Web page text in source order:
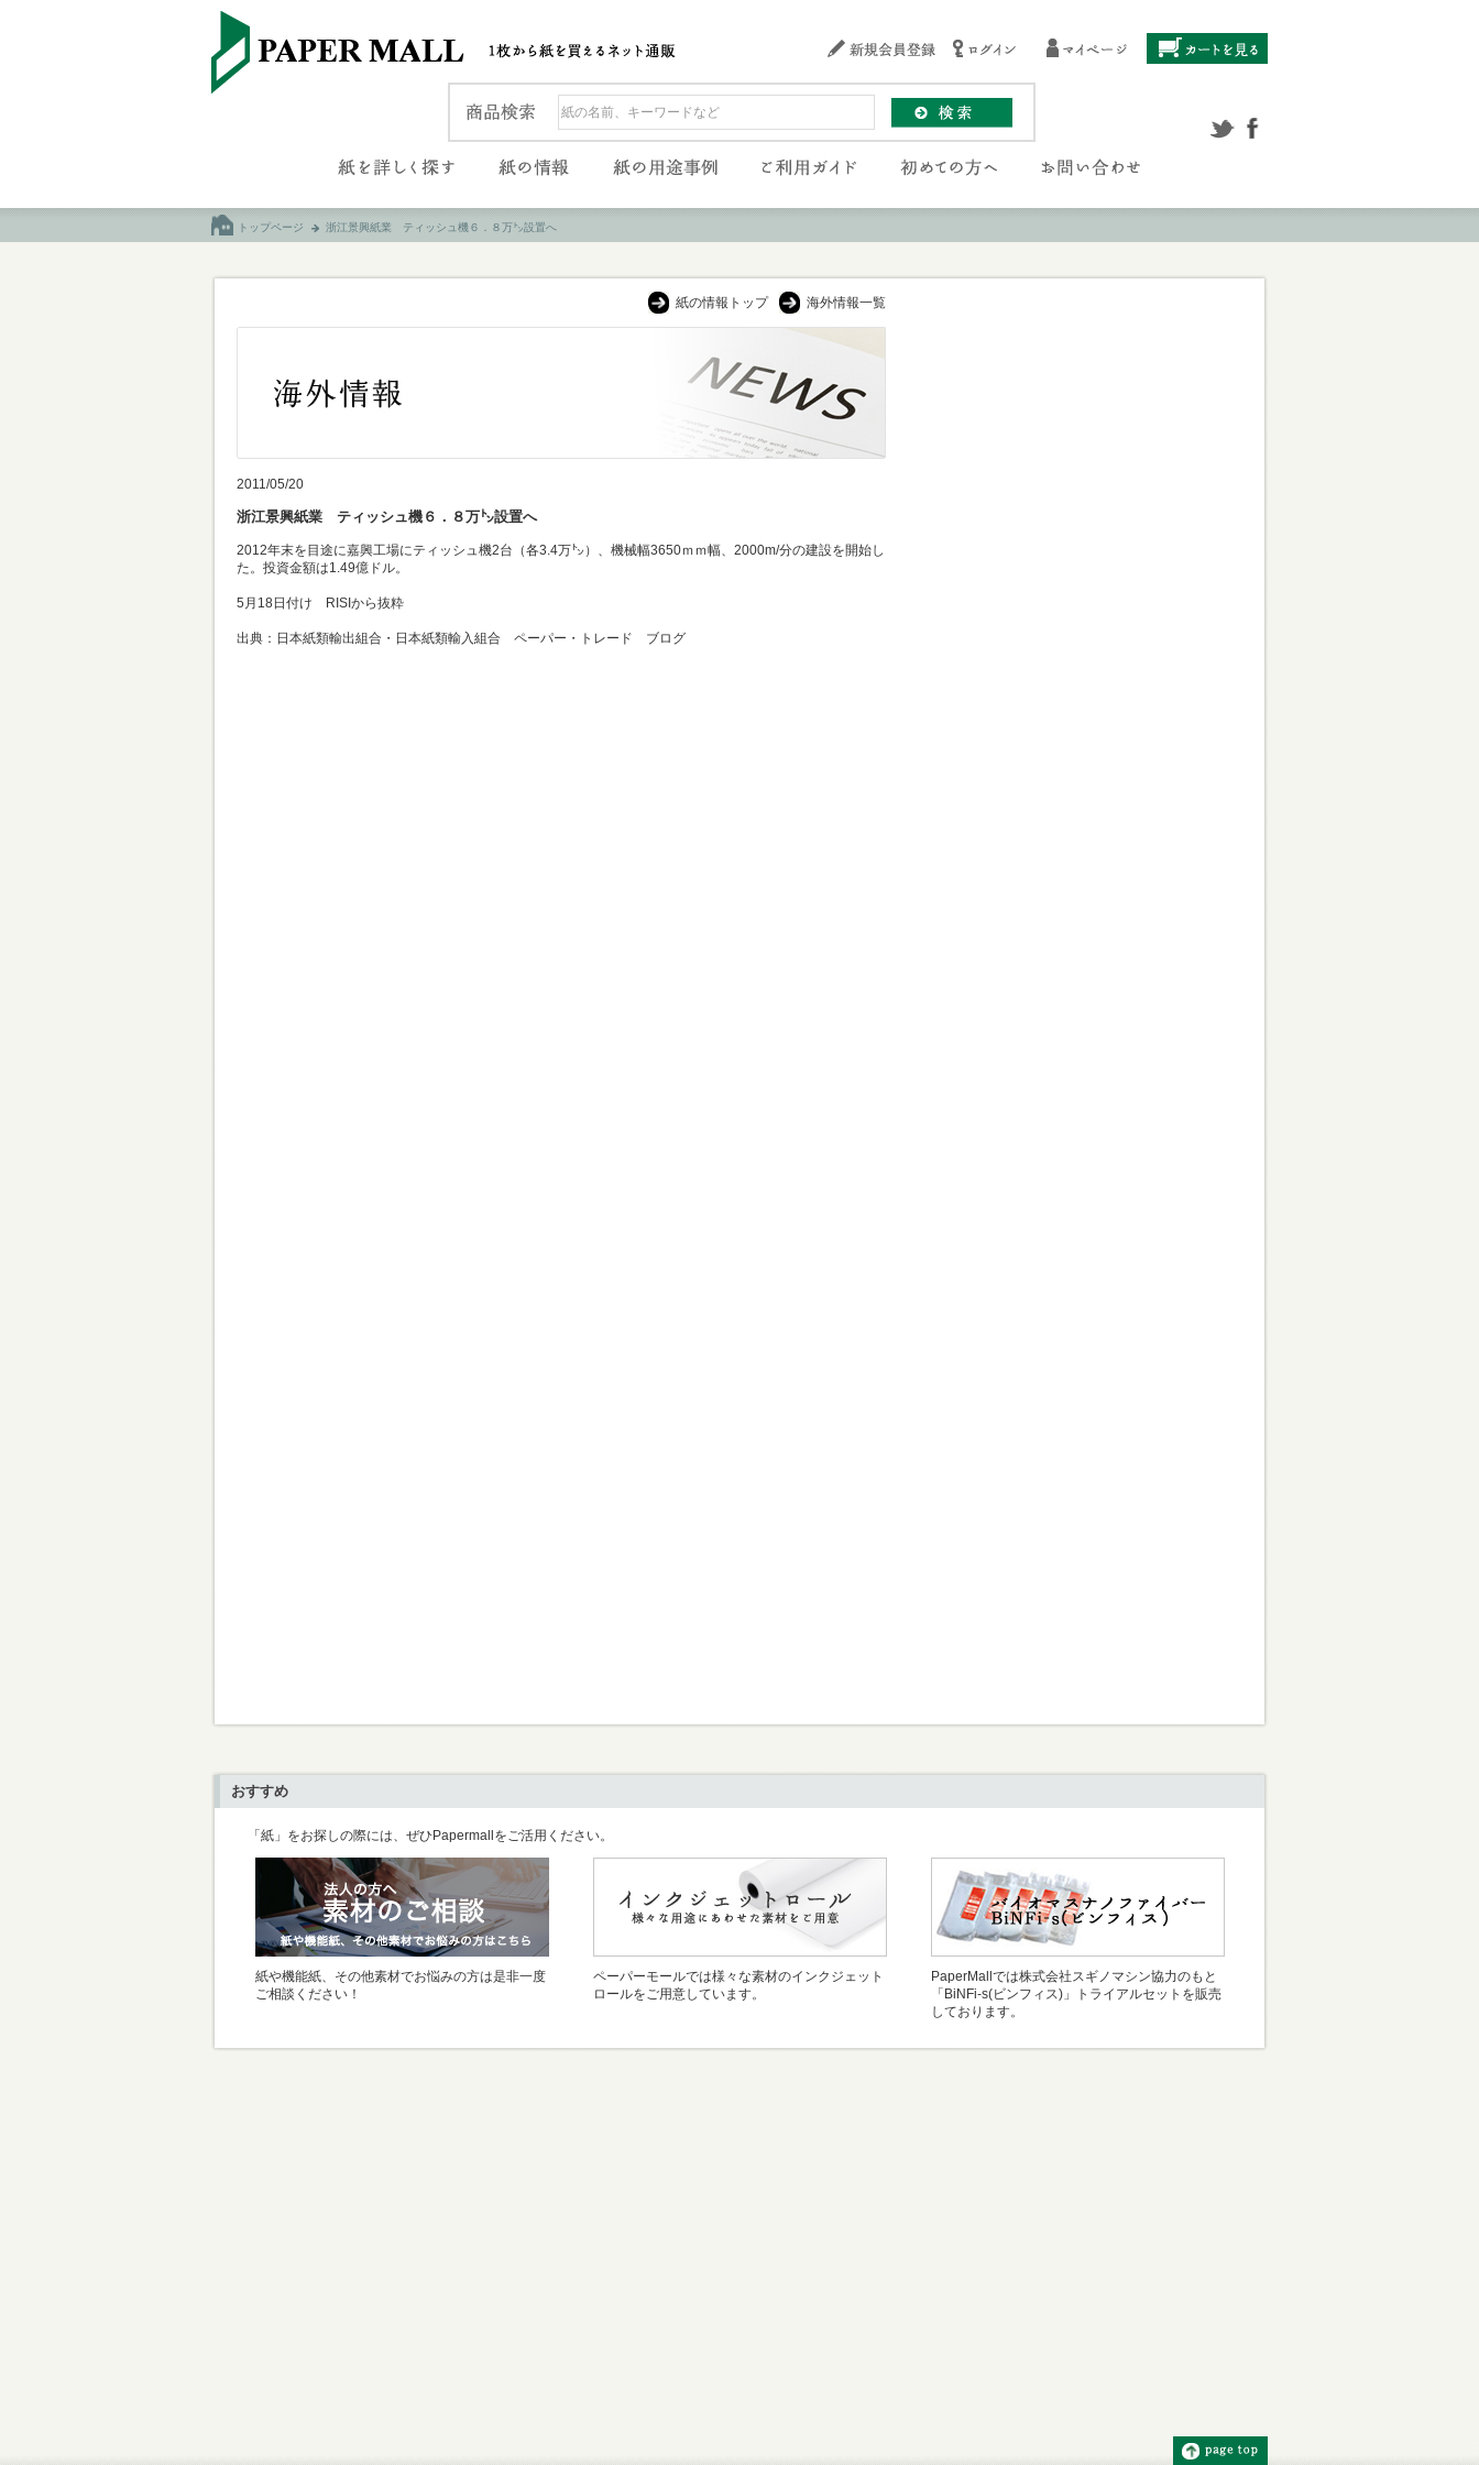
トップページ 浙江景興紙業 ティッシュ機６．８万㌧設置へ
紙の情報トップ 海外情報一覧
2011/05/20
浙江景興紙業 ティッシュ機６．８万㌧設置へ
2012年末を目途に嘉興工場にティッシュ機2台（各3.4万㌧）、機械幅3650ｍｍ幅、2000m/分の建設を開始し
た。投資金額は1.49億ドル。
5月18日付け RISIから抜粋
出典：日本紙類輸出組合・日本紙類輸入組合 ペーパー・トレード ブログ
おすすめ
「紙」をお探しの際には、ぜひPapermallをご活用ください。
紙や機能紙、その他素材でお悩みの方は是非一度
ご相談ください！
ペーパーモールでは様々な素材のインクジェット
ロールをご用意しています。
PaperMallでは株式会社スギノマシン協力のもと
「BiNFi-s(ビンフィス)」トライアルセットを販売
しております。